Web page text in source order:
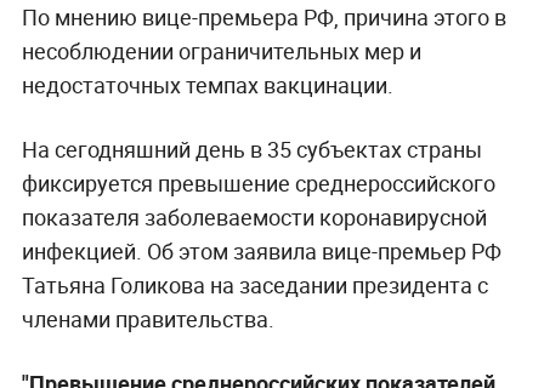
По мнению вице-премьера РФ, причина этого в
несоблюдении ограничительных мер и
недостаточных темпах вакцинации.
На сегодняшний день в 35 субъектах страны
фиксируется превышение среднероссийского
показателя заболеваемости коронавирусной
инфекцией. Об этом заявила вице-премьер РФ
Татьяна Голикова на заседании президента с
членами правительства.